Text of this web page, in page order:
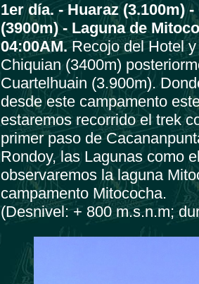
1er día. - Huaraz (3.100m)
(3900m) - Laguna de
04:00AM.Recojo del Hotel y
Chiquian (3400m)
Cuartelhuain (3.900m).
desde este campamento
estaremos recorrido el trek
primer paso de
Rondoy, las Lagunas como
observaremos la laguna
campamento Mitococha.
(Desnivel: + 800 m.s.n.m;